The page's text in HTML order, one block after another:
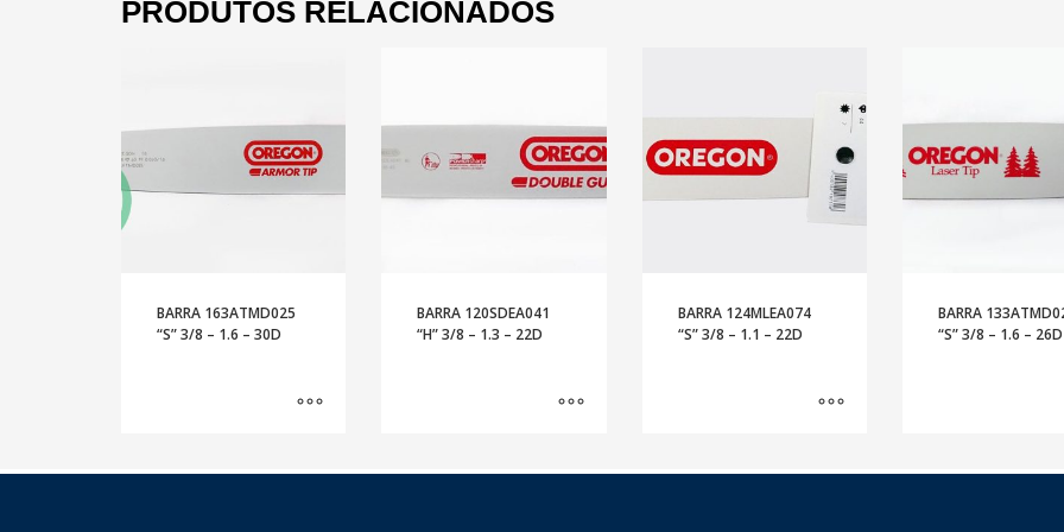
PRODUTOS RELACIONADOS
BARRA 163ATMD025
“S” 3/8 – 1.6 – 30D
BARRA 120SDEA041
“H” 3/8 – 1.3 – 22D
BARRA 124MLEA074
“S” 3/8 – 1.1 – 22D
BARRA
“S” 3/8 – 1.6 – 26D